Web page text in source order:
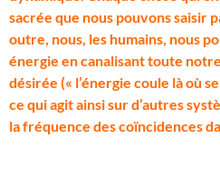
sacrée que nous pouvons saisir
outre, nous, les humains, nous
énergie en canalisant toute
désirée (« l’énergie coule là où
ce qui agit ainsi sur d’autres
la fréquence des coïncidences